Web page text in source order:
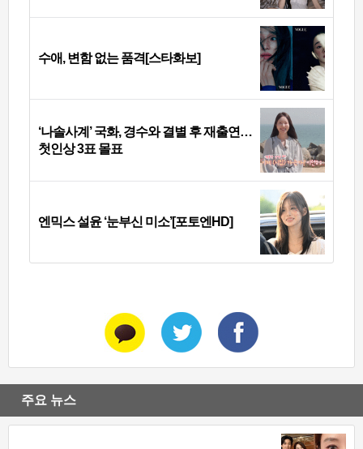
수애, 변함 없는 품격[스타화보]
‘나솔사계’ 국화, 경수와 결별 후 재출연…
첫인상 3표 몰표
엔믹스 설윤 ‘눈부신 미소’[포토엔HD]
주요 뉴스